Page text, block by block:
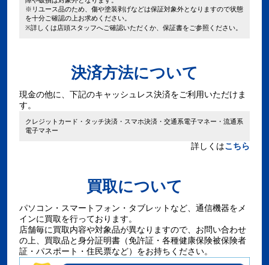
※リユース品のため、傷や塗装剥げなどは保証対象外となりますので状態
を十分ご確認の上お求めください。
※詳しくは店頭スタッフへご確認いただくか、保証書をご参照ください。
決済方法について
現金の他に、下記のキャッシュレス決済をご利用いただけま
す。
クレジットカード・タッチ決済・スマホ決済・交通系電子マネー・流通系
電子マネー
詳しくはこちら
買取について
パソコン・スマートフォン・タブレットなど、通信機器をメ
インに買取を行っております。
店舗毎に買取内容や対象品が異なりますので、お問い合わせ
の上、買取品と身分証明書（免許証・各種健康保険被保険者
証・パスポート・住民票など）をお持ちください。